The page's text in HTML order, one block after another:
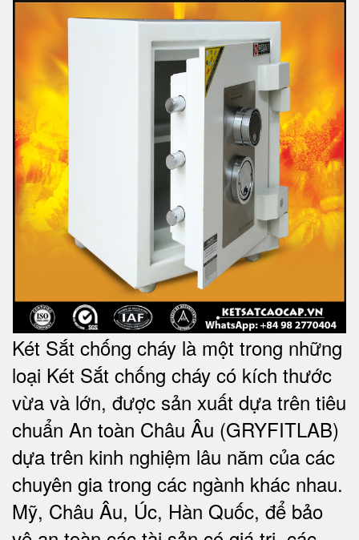
Két Sắt chống cháy là một trong những
loại Két Sắt chống cháy có kích thước
vừa và lớn, được sản xuất dựa trên tiêu
chuẩn An toàn Châu Âu (GRYFITLAB)
dựa trên kinh nghiệm lâu năm của các
chuyên gia trong các ngành khác nhau.
Mỹ, Châu Âu, Úc, Hàn Quốc, để bảo